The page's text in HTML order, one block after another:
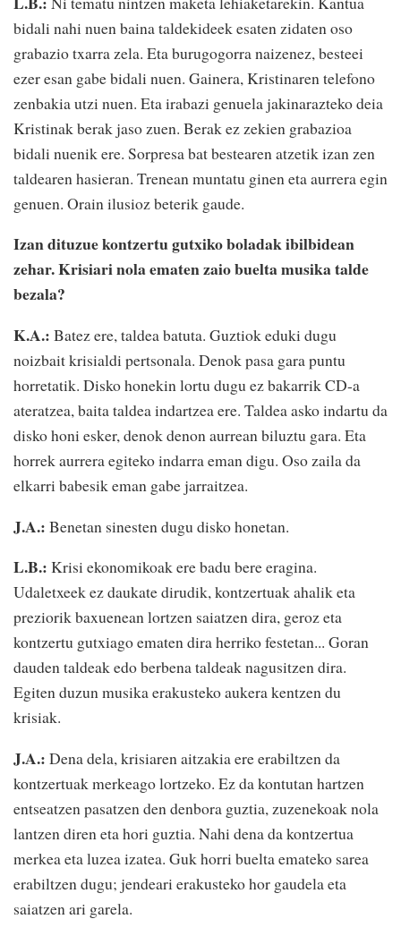
bidali nahi nuen baina taldekideek esaten zidaten oso
grabazio txarra zela. Eta burugogorra naizenez, besteei
ezer esan gabe bidali nuen. Gainera, Kristinaren telefono
zenbakia utzi nuen. Eta irabazi genuela jakinarazteko deia
Kristinak berak jaso zuen. Berak ez zekien grabazioa
bidali nuenik ere. Sorpresa bat bestearen atzetik izan zen
taldearen hasieran. Trenean muntatu ginen eta aurrera egin
genuen. Orain ilusioz beterik gaude.
Izan dituzue kontzertu gutxiko boladak ibilbidean
zehar. Krisiari nola ematen zaio buelta musika talde
bezala?
K.A.: Batez ere, taldea batuta. Guztiok eduki dugu
noizbait krisialdi pertsonala. Denok pasa gara puntu
horretatik. Disko honekin lortu dugu ez bakarrik CD-a
ateratzea, baita taldea indartzea ere. Taldea asko indartu da
disko honi esker, denok denon aurrean biluztu gara. Eta
horrek aurrera egiteko indarra eman digu. Oso zaila da
elkarri babesik eman gabe jarraitzea.
J.A.: Benetan sinesten dugu disko honetan.
L.B.: Krisi ekonomikoak ere badu bere eragina.
Udaletxeek ez daukate dirudik, kontzertuak ahalik eta
preziorik baxuenean lortzen saiatzen dira, geroz eta
kontzertu gutxiago ematen dira herriko festetan... Goran
dauden taldeak edo berbena taldeak nagusitzen dira.
Egiten duzun musika erakusteko aukera kentzen du
krisiak.
J.A.: Dena dela, krisiaren aitzakia ere erabiltzen da
kontzertuak merkeago lortzeko. Ez da kontutan hartzen
entseatzen pasatzen den denbora guztia, zuzenekoak nola
lantzen diren eta hori guztia. Nahi dena da kontzertua
merkea eta luzea izatea. Guk horri buelta emateko sarea
erabiltzen dugu; jendeari erakusteko hor gaudela eta
saiatzen ari garela.